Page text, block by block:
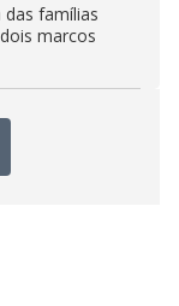
famílias
marcos